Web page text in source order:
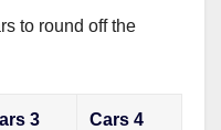
to round off the
3 Cars 4